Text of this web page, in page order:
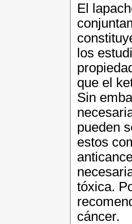
El
los
que el
Sin
pueden
estos
tóxica.
cáncer.